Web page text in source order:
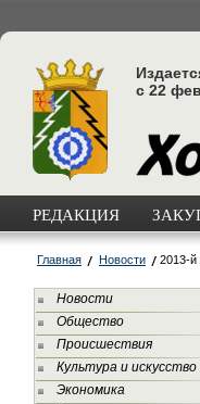
с 22
РЕДАКЦИЯ
Главная Новости 2013-
Новости
Общество
Происшествия
Культура и искусство
Экономика